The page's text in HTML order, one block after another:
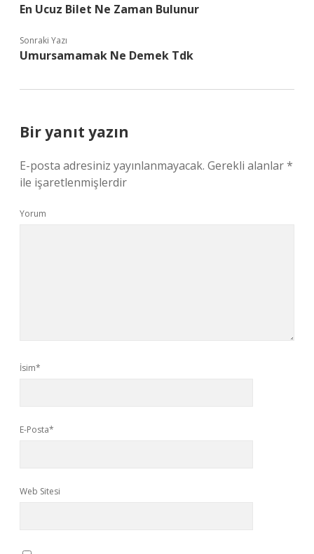
En Ucuz Bilet Ne Zaman Bulunur
Sonraki Yazı
Umursamamak Ne Demek Tdk
Bir yanıt yazın
E-posta adresiniz yayınlanmayacak. Gerekli alanlar*
ile işaretlenmişlerdir
Yorum
İsim*
E-Posta*
Web Sitesi